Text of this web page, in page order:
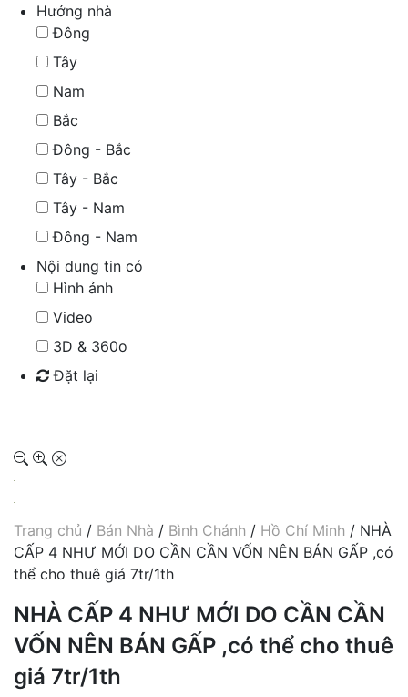
Hướng nhà
Đông
Tây
Nam
Bắc
Đông - Bắc
Tây - Bắc
Tây - Nam
Đông - Nam
Nội dung tin có
Hình ảnh
Video
3D & 360o
Đặt lại
Trang chủ / Bán Nhà / Bình Chánh / Hồ Chí Minh / NHÀ
CẤP 4 NHƯ MỚI DO CẦN CẦN VỐN NÊN BÁN GẤP ,có
thể cho thuê giá 7tr/1th
NHÀ CẤP 4 NHƯ MỚI DO CẦN CẦN
VỐN NÊN BÁN GẤP ,có thể cho thuê
giá 7tr/1th